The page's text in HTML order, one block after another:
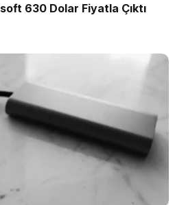
630 Dolar Fiyatla Çıktı